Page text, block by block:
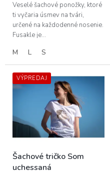
Veselé šachové ponožky, ktoré
ti vyčaria úsmev na tvári,
určené na každodenné nosenie.
Fusakle je...
M L S
VÝPREDAJ
Šachové tričko Som
uchessaná